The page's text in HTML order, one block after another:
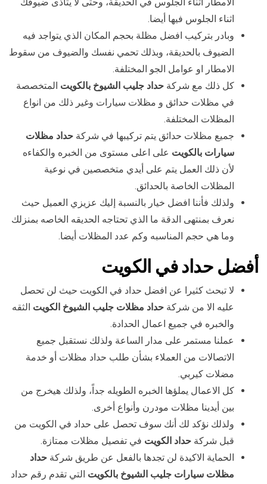
اثناء الجلوس فيها أيضا.
وبادر بتركيب افضل مظلة بحجم المكان الذي يتواجد فيه
الضيوف بالحديقة، وبذلك تحمي نفسك والضيوف من سقوط
الامطار او عوامل الجو المختلفة.
كل ذلك مع شركة حداد جليب الشيوخ بالكويت المتخصصة
في مظلات حدائق و مظلات سيارات وغير ذلك من انواع
المظلات المختلفة.
جميع مظلات حدائق يتم تركيبها في شركة حداد مظلات
سيارات بالكويت على اعلى مستوى من الخبره والكفاءه
لأن ذلك العمل يتم على أيدي متخصصين في نوعية
المظلات الخاصة بالحدائق.
ولذلك فأننا افضل خيار بالنسبة إليك عزيزي العميل حيث
نعرف بمنتهى الدقة ما الذي تحتاجه الحديقه الخاصه بمنزلك
وما هي حجم المناسبه وكم عدد المظلات أيضا.
أفضل حداد في الكويت
لا تبحث كثيرا عن افضل حداد في الكويت حيث لن تحصل
عليه الا من شركة حداد مظلات جليب الشيوخ الكويت الثقه
والخبره في جميع اعمال الحدادة.
عملنا مستمر على مدار الساعة ولذلك نستقبل جميع
الاتصالات من العملاء بشأن طلب حداد مظلات أو خدمة
مضلات كيربي.
كل الاعمال يملؤها الخبره الطويله جداً، ولذلك هيخرج من
بين أيدينا مظلات مودرن وأنواع أخرى.
ولذلك نؤكد لك أنك سوف تحصل على حداد في الكويت من
قبل شركة حداد الكويت في تفصيل مظلات ممتازة.
الحماية الاكيدة لن تجدها بالفعل عن طريق شركة حداد
مظلات سيارات جليب الشيوخ بالكويت التي تقدم رقم حداد